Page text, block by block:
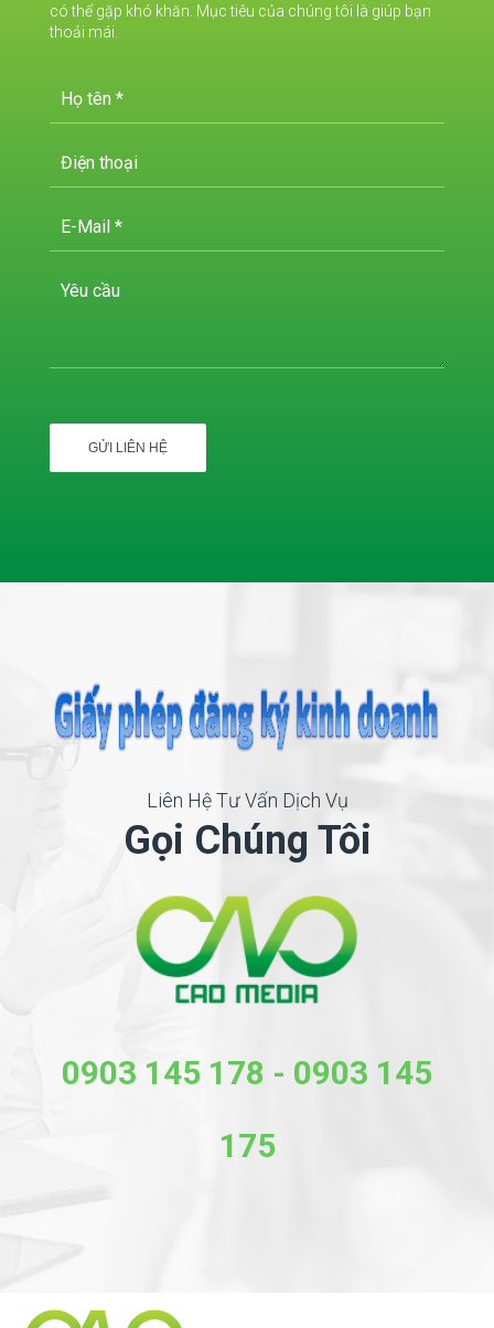
có thể gặp khó khăn. Mục tiêu của chúng tôi là giúp bạn
thoải mái.
Liên Hệ Tư Vấn Dịch Vụ
Gọi Chúng Tôi
0903 145 178 - 0903 145
175